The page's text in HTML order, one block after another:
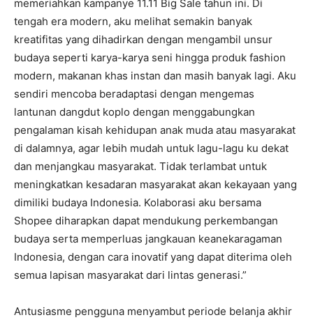
memeriahkan kampanye 11.11 Big Sale tahun ini. Di
tengah era modern, aku melihat semakin banyak
kreatifitas yang dihadirkan dengan mengambil unsur
budaya seperti karya-karya seni hingga produk fashion
modern, makanan khas instan dan masih banyak lagi. Aku
sendiri mencoba beradaptasi dengan mengemas
lantunan dangdut koplo dengan menggabungkan
pengalaman kisah kehidupan anak muda atau masyarakat
di dalamnya, agar lebih mudah untuk lagu-lagu ku dekat
dan menjangkau masyarakat. Tidak terlambat untuk
meningkatkan kesadaran masyarakat akan kekayaan yang
dimiliki budaya Indonesia. Kolaborasi aku bersama
Shopee diharapkan dapat mendukung perkembangan
budaya serta memperluas jangkauan keanekaragaman
Indonesia, dengan cara inovatif yang dapat diterima oleh
semua lapisan masyarakat dari lintas generasi.”
Antusiasme pengguna menyambut periode belanja akhir